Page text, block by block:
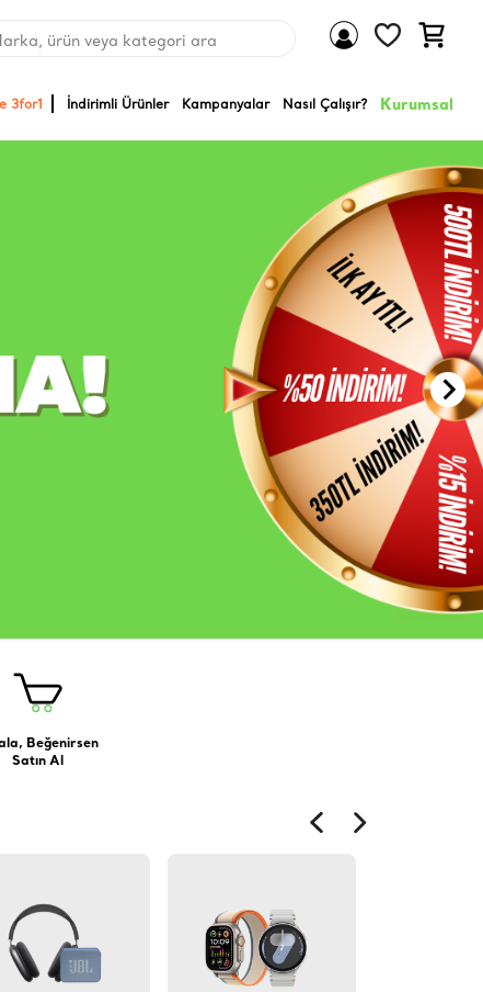
ürün veya kategori ara
3for1 İndirimli Ürünler Kampanyalar Nasıl Çalışır? Kurumsal
Beğenirsen
Satın Al